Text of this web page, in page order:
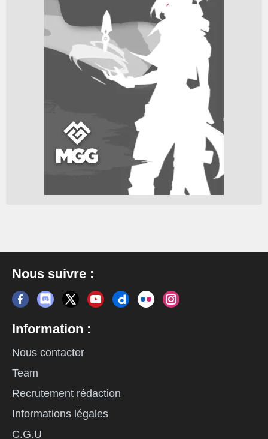
Nous suivre :
Information :
Nous contacter
Team
Recrutement rédaction
Informations légales
C.G.U